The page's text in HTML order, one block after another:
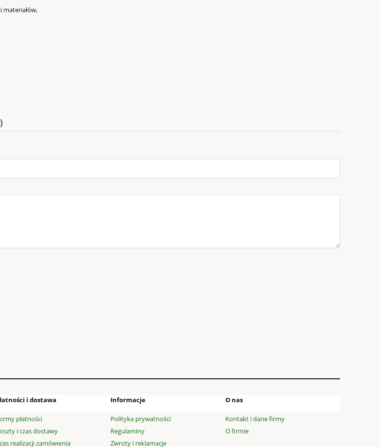
materiałów,
i dostawa
płatności
i czas dostawy
realizacji zamówienia
Informacje
Polityka prywatności
Regulaminy
Zwroty i reklamacje
O nas
Kontakt i dane firmy
O firmie